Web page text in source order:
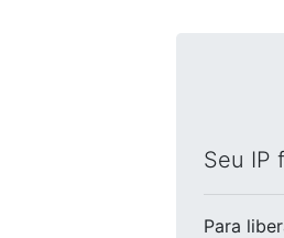
Seu IP
Para